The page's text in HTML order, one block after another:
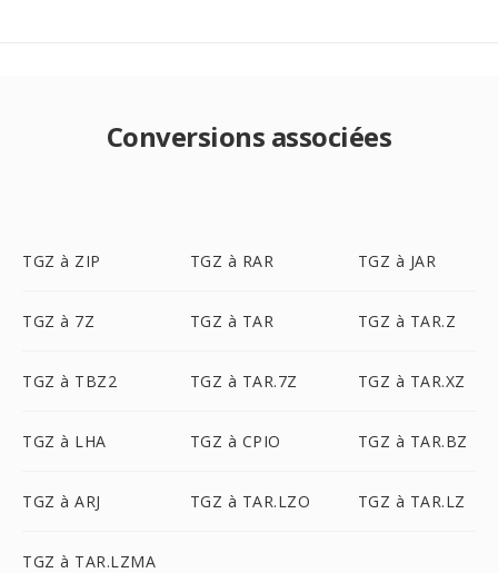
Conversions associées
TGZ à ZIP TGZ à RAR TGZ à JAR
TGZ à 7Z TGZ à TAR TGZ à TAR.Z
TGZ à TBZ2 TGZ à TAR.7Z TGZ à TAR.XZ
TGZ à LHA TGZ à CPIO TGZ à TAR.BZ
TGZ à ARJ TGZ à TAR.LZO TGZ à TAR.LZ
TGZ à TAR.LZMA